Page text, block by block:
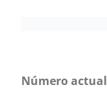
Número actual